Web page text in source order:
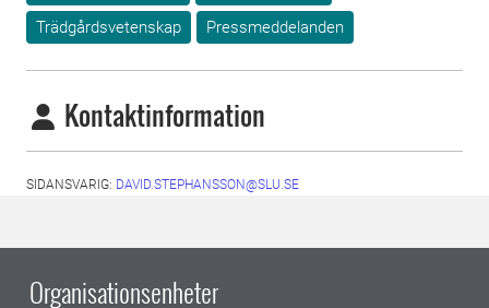
Trädgårdsvetenskap
Pressmeddelanden
Kontaktinformation
SIDANSVARIG: DAVID.STEPHANSSON@SLU.SE
Organisationsenheter